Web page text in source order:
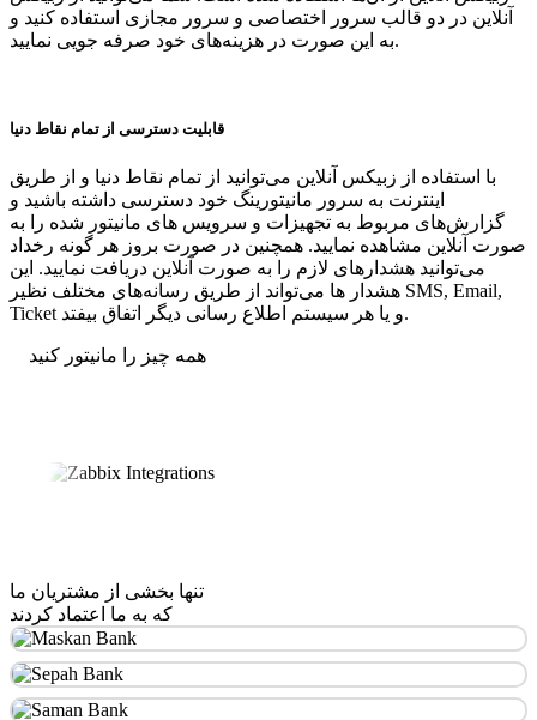
آنلاین در دو قالب سرور اختصاصی و سرور مجازی استفاده کنید و
به این صورت در هزینه‌های خود صرفه جویی نمایید.
قابلیت دسترسی از تمام نقاط دنیا
با استفاده از زبیکس آنلاین می‌توانید از تمام نقاط دنیا و از طریق
اینترنت به سرور مانیتورینگ خود دسترسی داشته باشید و
گزارش‌های مربوط به تجهیزات و سرویس های مانیتور شده را به
صورت آنلاین مشاهده نمایید. همچنین در صورت بروز هر گونه رخداد
می‌توانید هشدارهای لازم را به صورت آنلاین دریافت نمایید. این
هشدار ها می‌تواند از طریق رسانه‌های مختلف نظیر SMS, Email,
Ticket و یا هر سیستم اطلاع رسانی دیگر اتفاق بیفتد.
همه چیز را مانیتور کنید
تنها بخشی از مشتریان ما
که به ما اعتماد کردند